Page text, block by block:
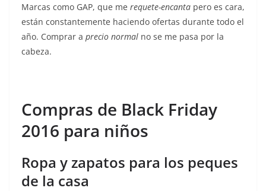
Marcas como GAP, que me requete-encanta pero es cara,
están constantemente haciendo ofertas durante todo el
año. Comprar a precio normal no se me pasa por la
cabeza.
Compras de Black Friday
2016 para niños
Ropa y zapatos para los peques
de la casa